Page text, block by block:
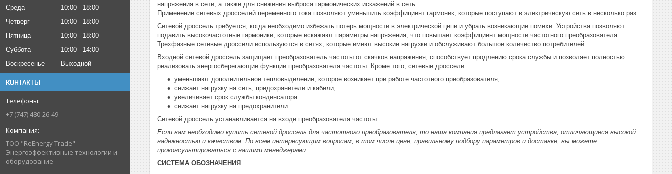
Среда
10:00
18:00
Четверг
10:00
18:00
Пятница
10:00
18:00
Суббота
10:00
14:00
Воскресенье
Выходной
КОНТАКТЫ
+7 (747) 480-26-49
ТОО "ReEnergy Trade"
Энергоэффективные технологии и
оборудование
напряжения в сети, а также для снижения выброса гармонических искажений в сеть.
Применение сетевых дросселей переменного тока позволяют уменьшить коэффициент гармоник, которые поступают в электрическую сеть в несколько раз.
Сетевой дроссель требуется, когда необходимо избежать потерь мощности в электрической цепи и убрать возникающие помехи. Устройства позволяют
подавить высокочастотные гармоники, которые искажают параметры напряжения, что повышает коэффициент мощности частотного преобразователя.
Трехфазные сетевые дроссели используются в сетях, которые имеют высокие нагрузки и обслуживают большое количество потребителей.
Входной сетевой дроссель защищает преобразователь частоты от скачков напряжения, способствует продлению срока службы и позволяет полностью
реализовать энергосберегающие функции преобразователя частоты. Кроме того, сетевые дроссели:
уменьшают дополнительное тепловыделение, которое возникает при работе частотного преобразователя;
снижает нагрузку на сеть, предохранители и кабели;
увеличивает срок службы конденсатора.
снижает нагрузку на предохранители.
Сетевой дроссель устанавливается на входе преобразователя частоты.
Если вам необходимо купить сетевой дроссель для частотного преобразователя, то наша компания предлагает устройства, отличающиеся высокой
надежностью и качеством. По всем интересующим вопросам, в том числе цене, правильному подбору параметров и доставке, вы можете
проконсультироваться с нашими менеджерами.
СИСТЕМА ОБОЗНАЧЕНИЯ